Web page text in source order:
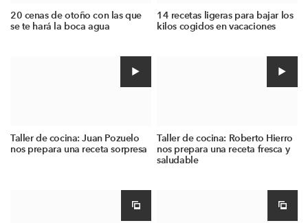
20 cenas de otoño con las que
se te hará la boca agua
14 recetas ligeras para bajar los
kilos cogidos en vacaciones
Taller de cocina: Juan Pozuelo
nos prepara una receta sorpresa
Taller de cocina: Roberto Hierro
nos prepara una receta fresca y
saludable